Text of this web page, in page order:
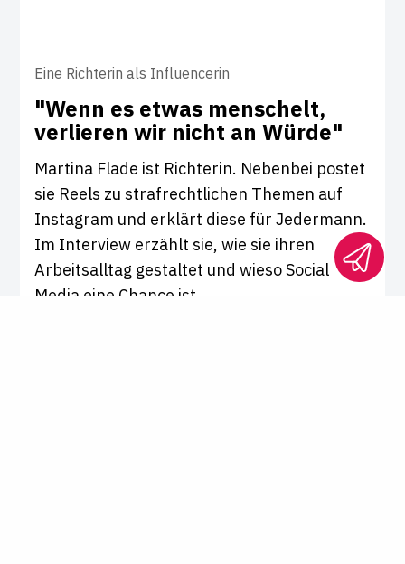
Eine Richterin als Influencerin
"Wenn es etwas men­schelt,
ver­lieren wir nicht an Würde"
Martina Flade ist Richterin. Nebenbei postet
sie Reels zu strafrechtlichen Themen auf
Instagram und erklärt diese für Jedermann.
Im Interview erzählt sie, wie sie ihren
Arbeitsalltag gestaltet und wieso Social
Media eine Chance ist.